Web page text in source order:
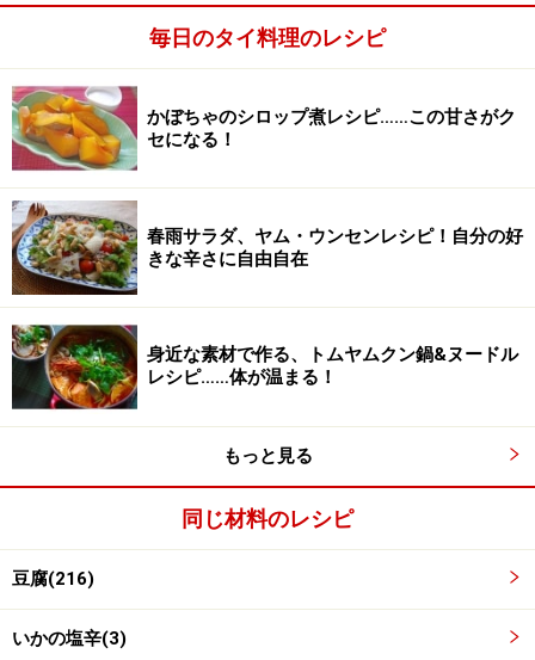
毎日のタイ料理のレシピ
かぼちゃのシロップ煮レシピ……この甘さがク
セになる！
春雨サラダ、ヤム・ウンセンレシピ！自分の好
きな辛さに自由自在
身近な素材で作る、トムヤムクン鍋&ヌードル
レシピ……体が温まる！
もっと見る
同じ材料のレシピ
豆腐(216)
いかの塩辛(3)